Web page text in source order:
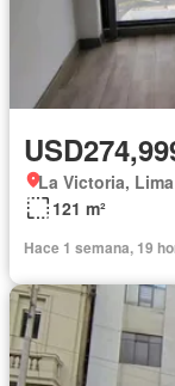
La Victoria, Lima
121 m²
Hace 1 semana, 19